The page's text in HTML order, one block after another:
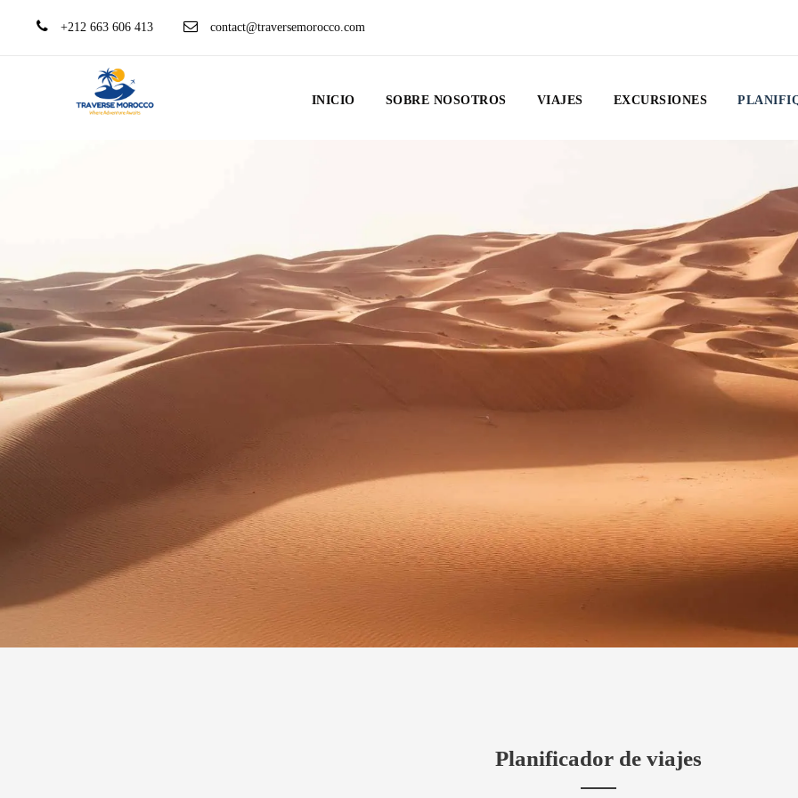
+212 663 606 413 contact@traversemorocco.com
INICIO SOBRE NOSOTROS VIAJES EXCURSIONES
PLANIFIQUE SU
Planificador de viajes